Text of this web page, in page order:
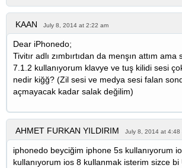
KAAN July 8, 2014 at 2:22 am
Dear iPhonedo;
Tivitır adlı zımbırtıdan da menşın attım
7.1.2 kullanıyorum klavye ve tuş kilidi sesi
nedir kiğğ? (Zil sesi ve medya sesi falan
açmayacak kadar salak değilim)
AHMET FURKAN YILDIRIM July 8, 2014 at 4:48
iphonedo beyciğim iphone 5s kullanıyorum
kullanıyorum ios 8 kullanmak isterim sizce bi